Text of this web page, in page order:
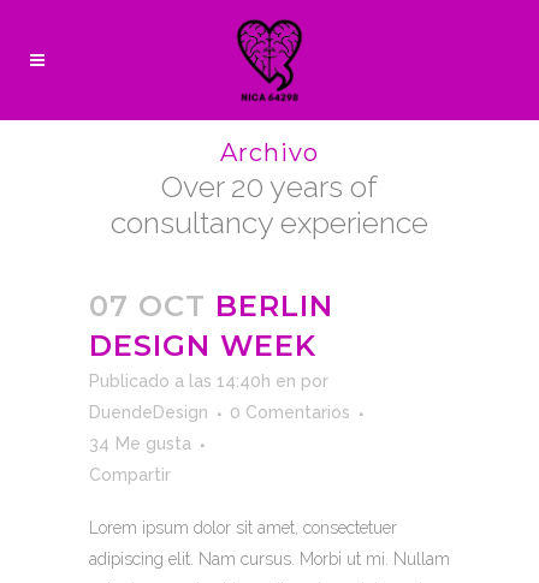
Archivo
Over 20 years of
consultancy experience
07 OCT BERLIN
DESIGN WEEK
Publicado a las 14:40h en por
DuendeDesign
0 Comentarios
34 Me gusta
Compartir
Lorem ipsum dolor sit amet, consectetuer
adipiscing elit. Nam cursus. Morbi ut mi. Nullam